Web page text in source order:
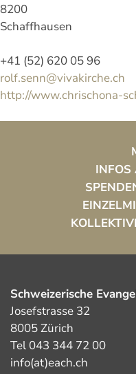
8200
Schaffhausen
+41 (52) 620 05 96
rolf.senn@vivakirche.ch
http://www.chrischona-
INFOS
Schweizerische
Josefstrasse 32
8005 Zürich
Tel 043 344 72 00
info(at)each.ch